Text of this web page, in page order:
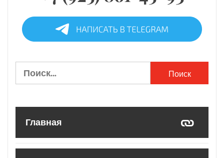
Найти:
Главная